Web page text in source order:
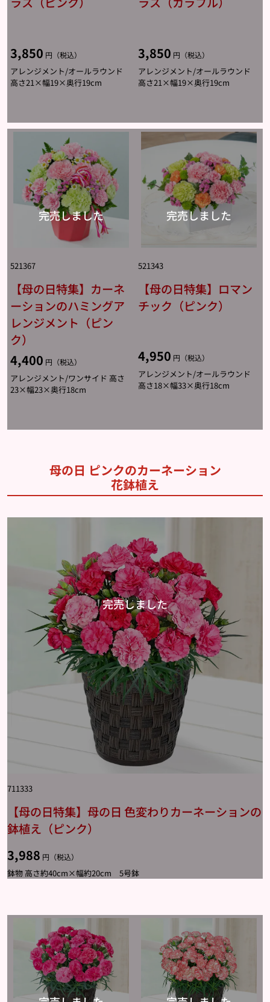
3,850 円（税込）
アレンジメント/オールラウンド
高さ21×幅19×奥行19cm
3,850 円（税込）
アレンジメント/オールラウンド
高さ21×幅19×奥行19cm
521367
【母の日特集】カーネ
ーションのハミングア
レンジメント（ピン
ク）
4,400 円（税込）
アレンジメント/ワンサイド 高さ
23×幅23×奥行18cm
521343
【母の日特集】ロマン
チック（ピンク）
4,950 円（税込）
アレンジメント/オールラウンド
高さ18×幅33×奥行18cm
母の日 ピンクのカーネーション
花鉢植え
711333
【母の日特集】母の日 色変わりカーネーションの
鉢植え（ピンク）
3,988 円（税込）
鉢物 高さ約40cm×幅約20cm 5号鉢